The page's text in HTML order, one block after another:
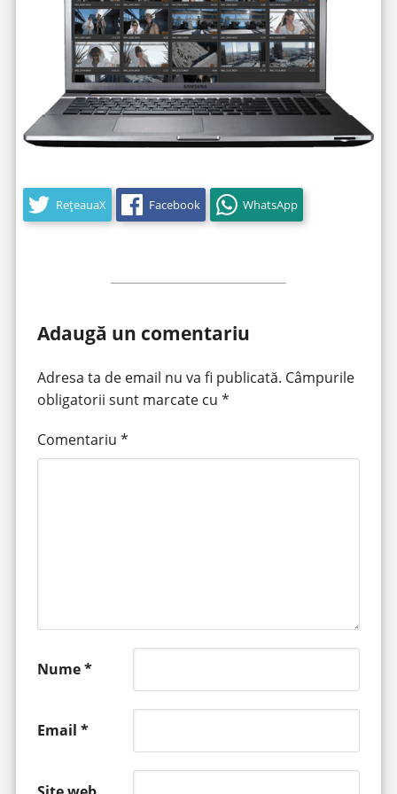
RețeauaX Facebook WhatsApp
Adaugă un comentariu
Adresa ta de email nu va fi publicată. Câmpurile
obligatorii sunt marcate cu *
Comentariu *
Nume*
Email *